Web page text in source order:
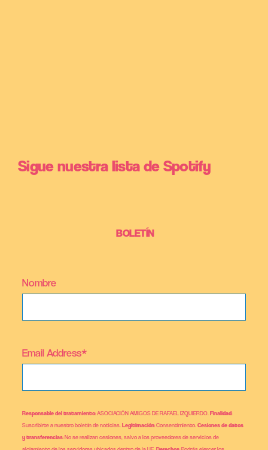
Sigue nuestra lista de Spotify
BOLETÍN
Nombre
Email Address*
Responsable del tratamiento: ASOCIACIÓN AMIGOS DE RAFAEL IZQUIERDO.Finalidad:
Suscribirte a nuestro boletín de noticias.Legitimación: Consentimiento.Cesiones de datos
y transferencias: No se realizan cesiones, salvo a los proveedores de servicios de